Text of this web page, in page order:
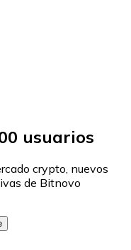
usuarios
crypto, nuevos
de Bitnovo